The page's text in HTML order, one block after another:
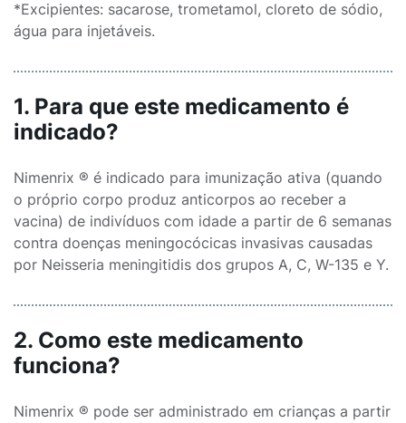
*Excipientes: sacarose, trometamol, cloreto de sódio,
água para injetáveis.
1. Para que este medicamento é
indicado?
Nimenrix ® é indicado para imunização ativa (quando
o próprio corpo produz anticorpos ao receber a
vacina) de indivíduos com idade a partir de 6 semanas
contra doenças meningocócicas invasivas causadas
por Neisseria meningitidis dos grupos A, C, W-135 e Y.
2. Como este medicamento
funciona?
Nimenrix ® pode ser administrado em crianças a partir